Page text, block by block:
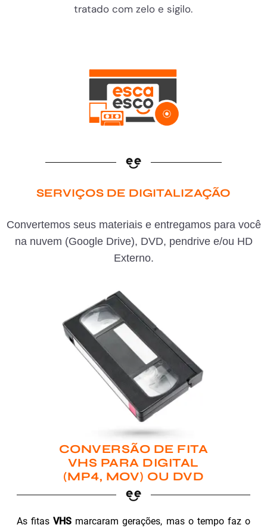
tratado com zelo e sigilo.
SERVIÇOS DE DIGITALIZAÇÃO
Convertemos seus materiais e entregamos para você
na nuvem (Google Drive), DVD, pendrive e/ou HD
Externo.
CONVERSÃO DE FITA
VHS PARA DIGITAL
(MP4, MOV) OU DVD
As fitasVHS marcaram gerações, mas o tempo faz o